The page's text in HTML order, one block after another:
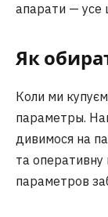
апарати — усе
Як
Коли ми
параметры.
дивимося на
та оперативну
параметров